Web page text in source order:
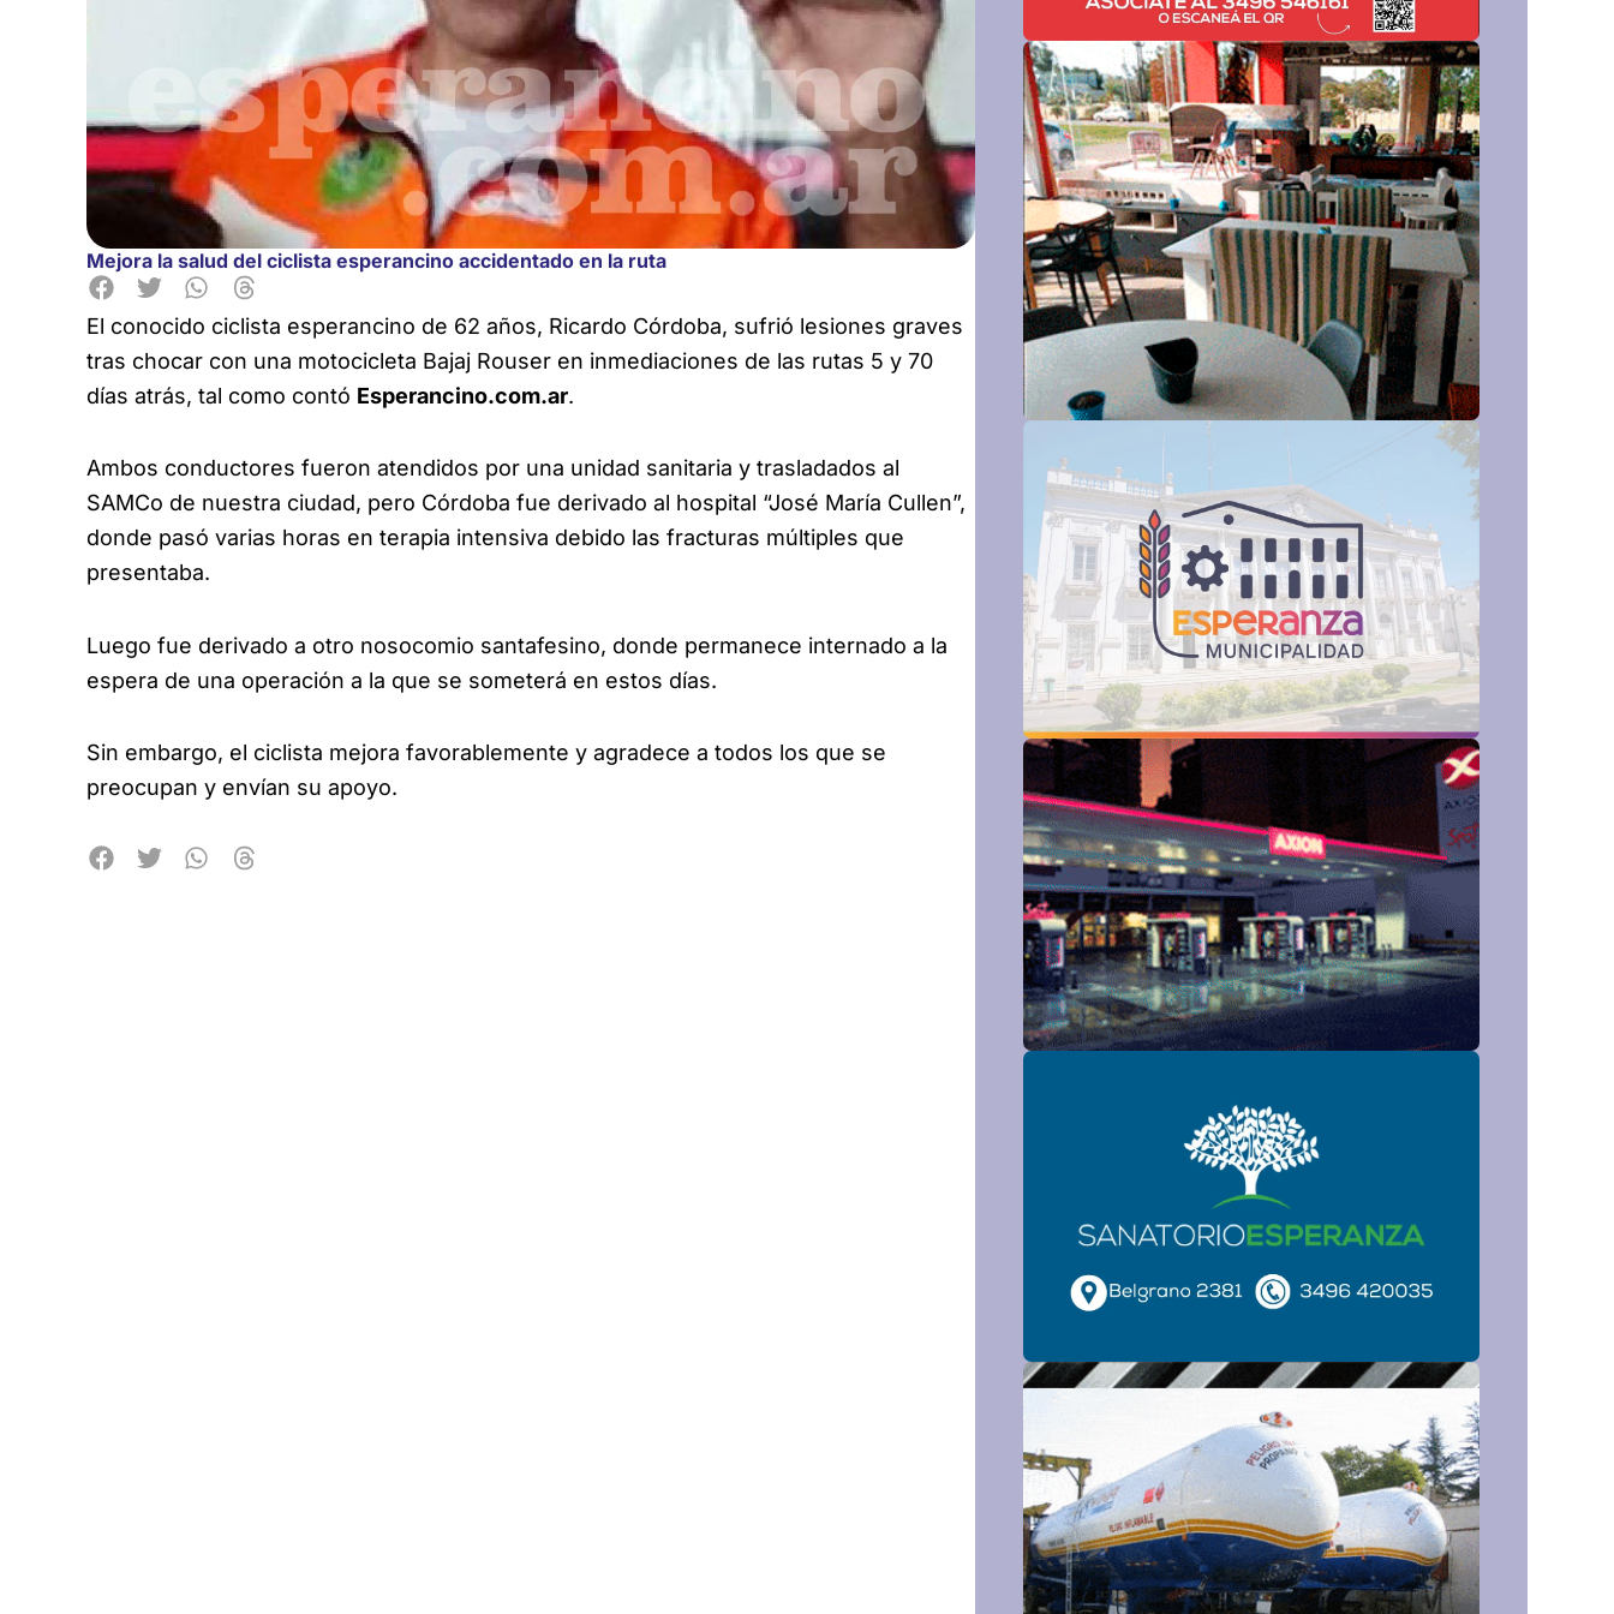
Mejora la salud del ciclista esperancino accidentado en la ruta
El conocido ciclista esperancino de 62 años, Ricardo Córdoba, sufrió lesiones graves
tras chocar con una motocicleta Bajaj Rouser en inmediaciones de las rutas 5 y 70
días atrás, tal como contó Esperancino.com.ar.
Ambos conductores fueron atendidos por una unidad sanitaria y trasladados al
SAMCo de nuestra ciudad, pero Córdoba fue derivado al hospital “José María Cullen”,
donde pasó varias horas en terapia intensiva debido las fracturas múltiples que
presentaba.
Luego fue derivado a otro nosocomio santafesino, donde permanece internado a la
espera de una operación a la que se someterá en estos días.
Sin embargo, el ciclista mejora favorablemente y agradece a todos los que se
preocupan y envían su apoyo.